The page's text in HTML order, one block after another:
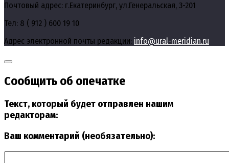
Почтовый адрес: г.Екатеринбург, ул.Генеральская, 3-201
Тел: 8 ( 912 ) 600 19 10
Адрес электронной почты редакции: info@ural-meridian.ru
Сообщить об опечатке
Текст, который будет отправлен нашим
редакторам:
Ваш комментарий (необязательно):